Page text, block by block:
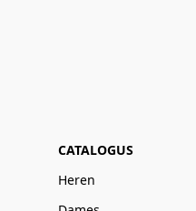
CATALOGUS
Heren